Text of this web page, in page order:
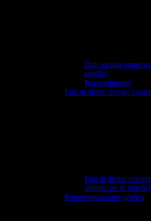
Dati società
tabelle)
Provvedimenti
Enti di diritto privato
Enti di diritto
pubblicare in tabelle)
Rappresentazione grafica